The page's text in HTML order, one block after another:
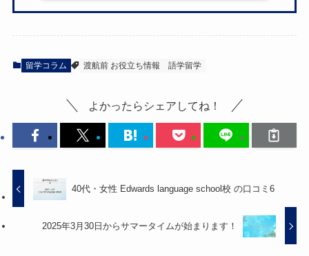
留学コラム 渡航前 お役立ち情報 語学留学
よかったらシェアしてね！
40代・女性 Edwards language school校 の口コミ6
2025年3月30日からサマータイムが始まります！